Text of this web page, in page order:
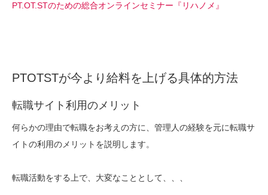
PT.OT.STのための総合オンラインセミナー『リハノメ』
PTOTSTが今より給料を上げる具体的方法
転職サイト利用のメリット
何らかの理由で転職をお考えの方に、管理人の経験を元に転職サ
イトの利用のメリットを説明します。
転職活動をする上で、大変なこととして、、、